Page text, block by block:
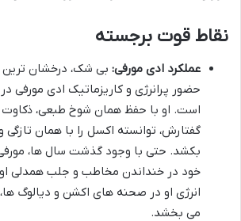
نقاط قوت برجسته
عملکرد ادی مورفی: بی شک، درخشان ترین
حضور پرانرژی و کاریزماتیک ادی مورفی
است. او با حفظ همان شوخ طبعی،
گفتارش، توانسته اکسل را با همان
بکشد. حتی با وجود گذشت سال ها، مورفی
خود در خنداندن مخاطب و جلب همدلی
انرژی او در صحنه های اکشن و دیالوگ
می بخشد.